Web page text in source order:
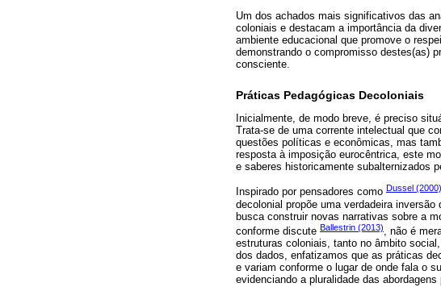
Um dos achados mais significativos das
coloniais e destacam a importância da
ambiente educacional que promove o
demonstrando o compromisso destes(as)
consciente.
Práticas Pedagógicas Decoloniais
Inicialmente, de modo breve, é preciso
Trata-se de uma corrente intelectual que
questões políticas e econômicas, mas
resposta à imposição eurocêntrica, este
e saberes historicamente subalternizados
Inspirado por pensadores como Dussel (2000)
decolonial propõe uma verdadeira
busca construir novas narrativas sobre a
conforme discute Ballestrin (2013), não é
estruturas coloniais, tanto no âmbito
dos dados, enfatizamos que as práticas
e variam conforme o lugar de onde fala o
evidenciando a pluralidade das